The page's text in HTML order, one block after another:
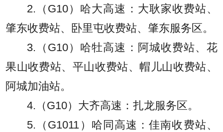
2.（G10）哈大高速：大耿家收费站、
肇东收费站、卧里屯收费站、肇东服务区。
3.（G10）哈牡高速：阿城收费站、花
果山收费站、平山收费站、帽儿山收费站、
阿城加油站。
4.（G10）大齐高速：扎龙服务区。
5.（G1011）哈同高速：佳南收费站、